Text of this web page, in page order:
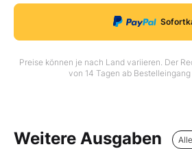
Preise können je nach Land variieren. Der
von 14 Tagen ab Bestelleingang
Weitere Ausgaben